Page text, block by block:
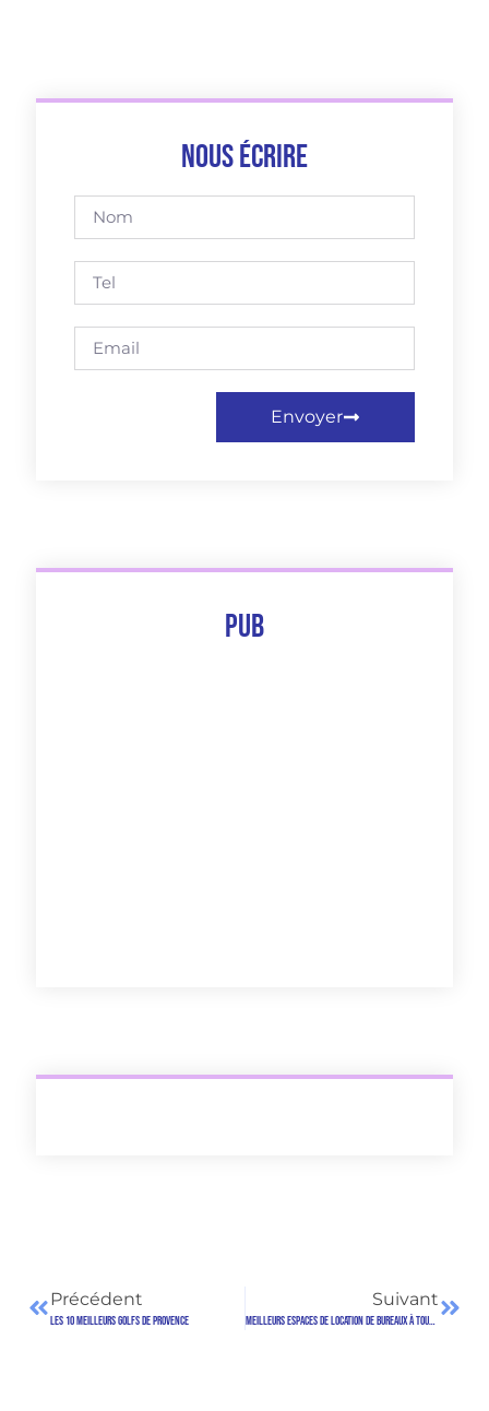
Nous écrire
Envoyer
Pub
Précédent
Les 10 Meilleurs Golfs de Provence
Suivant
Meilleurs espaces de location de bureaux à Toulouse